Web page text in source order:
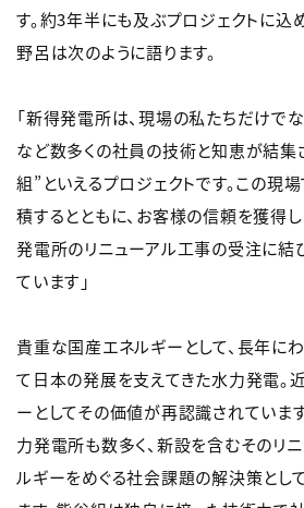
す。約3年半にも及ぶプロジェクトに
野呂は次のように語ります。
「新得発電所は、現場の私たちだけで
など数多くの社員の技術と知恵が結集
組”といえるプロジェクトです。この現
積するとともに、お客様の信頼を獲得
発電所のリニューアル工事の受注に結
ています」
貴重な国産エネルギーとして、長年に
て日本の発展を支えてきた水力発電。
ーとしてその価値が再認識されていま
力発電所も数多く、新設を含むそのリ
ルギーをめぐる社会課題の解決策とし